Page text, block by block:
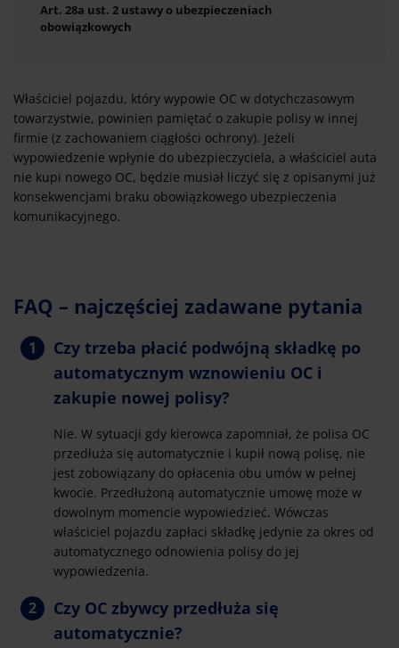
Art. 28a ust. 2 ustawy o ubezpieczeniach
obowiązkowych
Właściciel pojazdu, który wypowie OC w dotychczasowym
towarzystwie, powinien pamiętać o zakupie polisy w innej
firmie (z zachowaniem ciągłości ochrony). Jeżeli
wypowiedzenie wpłynie do ubezpieczyciela, a właściciel auta
nie kupi nowego OC, będzie musiał liczyć się z opisanymi już
konsekwencjami braku obowiązkowego ubezpieczenia
komunikacyjnego.
FAQ – najczęściej zadawane pytania
Czy trzeba płacić podwójną składkę po
automatycznym wznowieniu OC i
zakupie nowej polisy?
Nie. W sytuacji gdy kierowca zapomniał, że polisa OC
przedłuża się automatycznie i kupił nową polisę, nie
jest zobowiązany do opłacenia obu umów w pełnej
kwocie. Przedłużoną automatycznie umowę może w
dowolnym momencie wypowiedzieć. Wówczas
właściciel pojazdu zapłaci składkę jedynie za okres od
automatycznego odnowienia polisy do jej
wypowiedzenia.
Czy OC zbywcy przedłuża się
automatycznie?